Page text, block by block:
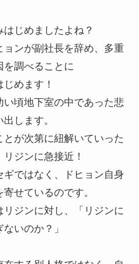
じめましたよね？
ョンが副社長を辞め、多重
を調べることに
めます！
い頃地下室の中であった悲
します。
とが次第に紐解いていった
ジンに急接近！
ギではなく、ドヒョン自身
せているのです。
リジンに対し、「リジンに
いのか？」